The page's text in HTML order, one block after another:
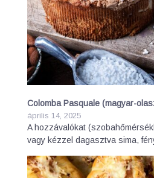
Colomba Pasquale (magyar-
április 14, 2025
A hozzávalókat
vagy kézzel dagasztva sima,